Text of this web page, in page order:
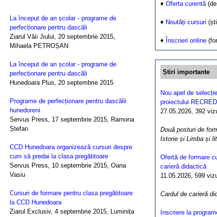
♦ Oferta curentă
♦ Noutăți cursuri
♦ Înscrieri online
Știri importante
Nou apel de
proiectului RECRED
27.05.2026, 392
Două posturi de
Istorie și Limba și
Ofertă de formare
carieră didactică
11.05.2026, 599
Cardul de carieră
Inscriere la
La început de an școlar - programe de
perfecționare pentru dascăli
Ziarul Văii Jiului, 20 septembrie 2015,
Mihaela PETROȘAN
La început de an școlar - programe de
perfecționare pentru dascăli
Hunedoara Plus, 20 septembrie 2015
Programe de perfecționare pentru dascălii
hunedoreni
Servus Press, 17 septembrie 2015, Ramona
Ștefan
CCD Hunedoara organizează cursuri despre
cum să predai la clasa pregătitoare
Servus Press, 10 septembrie 2015, Oana
Vasiu
Cursuri de formare pentru clasa pregătitoare
la CCD Hunedoara
Ziarul Exclusiv, 4 septembrie 2015, Luminița